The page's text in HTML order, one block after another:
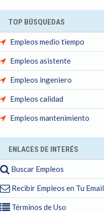
TOP BÚSQUEDAS
Empleos medio tiempo
Empleos asistente
Empleos ingeniero
Empleos calidad
Empleos mantenimiento
ENLACES DE INTERÉS
Buscar Empleos
Recibir Empleos en Tu Email
Términos de Uso